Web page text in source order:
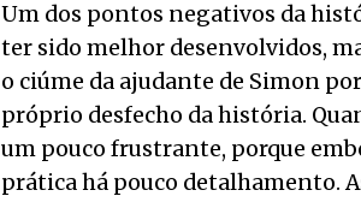
Um dos pontos negativos da
ter sido melhor desenvolvidos,
o ciúme da ajudante de Simon
próprio desfecho da história.
um pouco frustrante, porque
prática há pouco detalhamento.